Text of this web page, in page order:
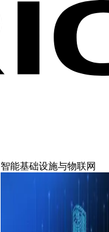
智能基础设施与物联网